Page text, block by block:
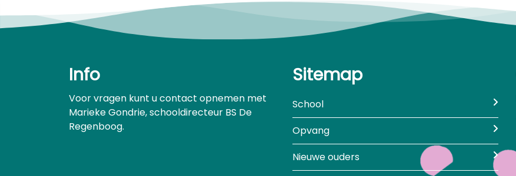
Info
Voor vragen kunt u contact opnemen met
Marieke Gondrie, schooldirecteur BS De
Regenboog.
Sitemap
School
Opvang
Nieuwe ouders